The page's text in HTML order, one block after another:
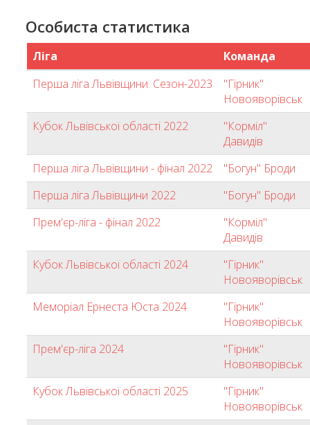
Особиста статистика
Ліга
Команда
Перша ліга Львівщини. Сезон-2023
"Гірник"
Новояворівськ
Кубок Львівської області 2022
"Корміл"
Давидів
Перша ліга Львівщини - фінал 2022
"Богун" Броди
Перша ліга Львівщини 2022
"Богун" Броди
Прем'єр-ліга - фінал 2022
"Корміл"
Давидів
Кубок Львівської області 2024
"Гірник"
Новояворівськ
Меморіал Ернеста Юста 2024
"Гірник"
Новояворівськ
Прем'єр-ліга 2024
"Гірник"
Новояворівськ
Кубок Львівської області 2025
"Гірник"
Новояворівськ